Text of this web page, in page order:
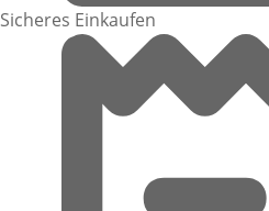
Sicheres Einkaufen